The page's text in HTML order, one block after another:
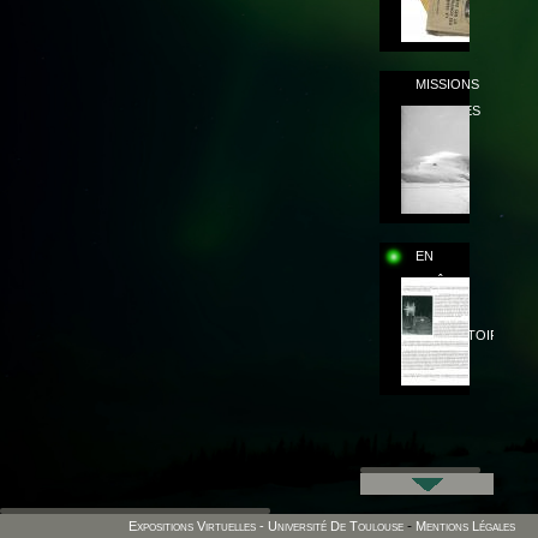
MISSIONS
POLAIRES
EN
QUÊTE
LABORATOIRE
Expositions Virtuelles - Université De Toulouse - Mentions Légales